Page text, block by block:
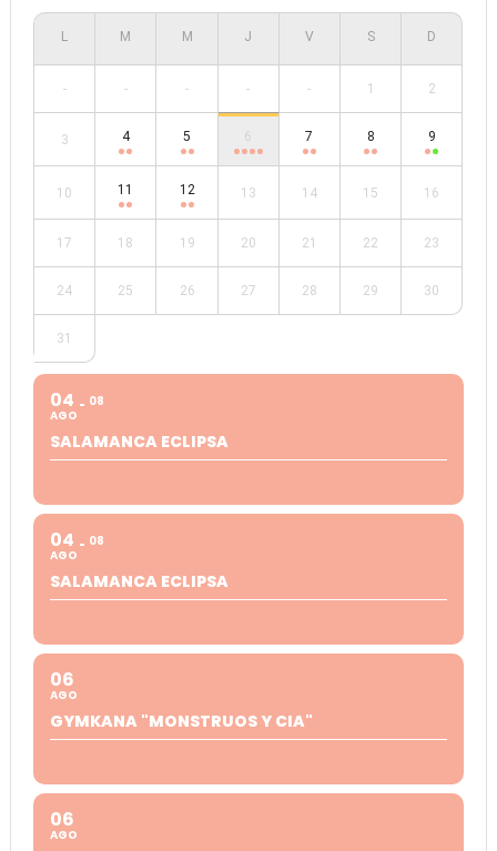
- - - - - 1 2
3 4 5 6 7 8 9
10 11 12 13 14 15 16
17 18 19 20 21 22 23
24 25 26 27 28 29 30
31
04
AGO
08
SALAMANCA ECLIPSA
04
AGO
08
SALAMANCA ECLIPSA
06
AGO
GYMKANA "MONSTRUOS Y CIA"
06
AGO